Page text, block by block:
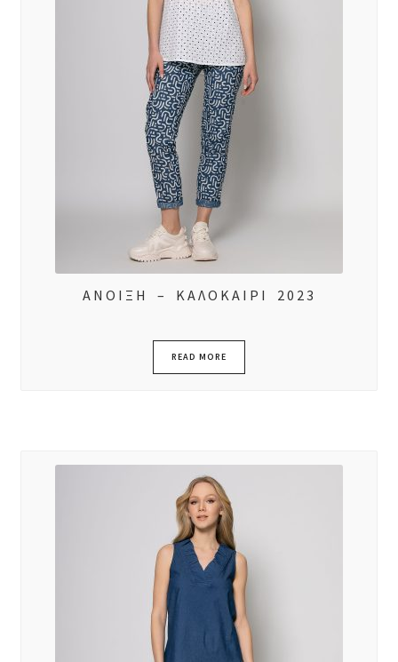
ΑΝΟΙΞΗ – ΚΑΛΟΚΑΙΡΙ 2023
READ MORE